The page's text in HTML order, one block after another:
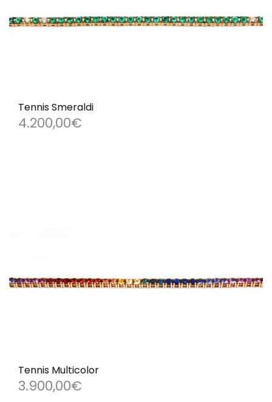
Tennis Smeraldi
4.200,00€
Tennis Multicolor
3.900,00€